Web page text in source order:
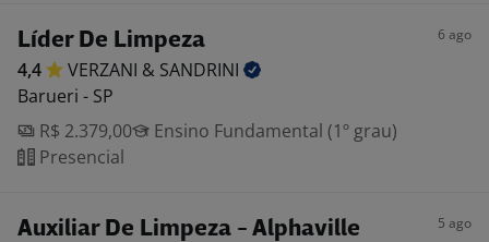
Líder De Limpeza 6 ago
4,4 VERZANI & SANDRINI
Barueri - SP
R$ 2.379,00
Ensino Fundamental (1º grau)
Presencial
Auxiliar De Limpeza - Alphaville 5 ago